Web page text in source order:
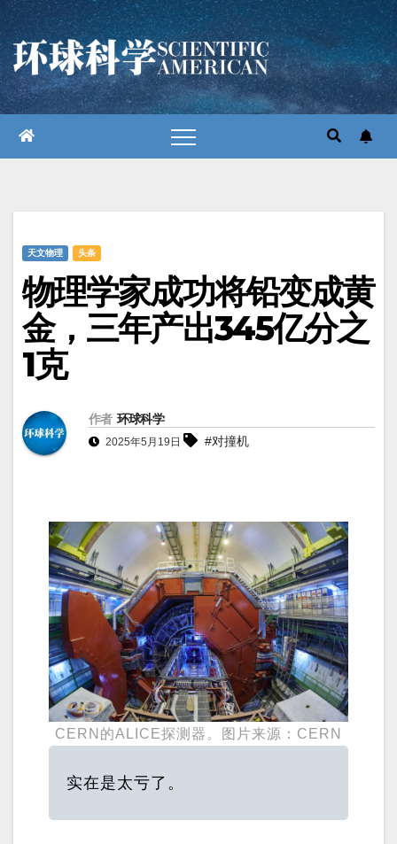
跳
至
内
容
天文物理 头条
物理学家成功将铅变成黄
金，三年产出345亿分之
1克
作者 环球科学
2025年5月19日 #对撞机
CERN的ALICE探测器。图片来源：CERN
实在是太亏了。